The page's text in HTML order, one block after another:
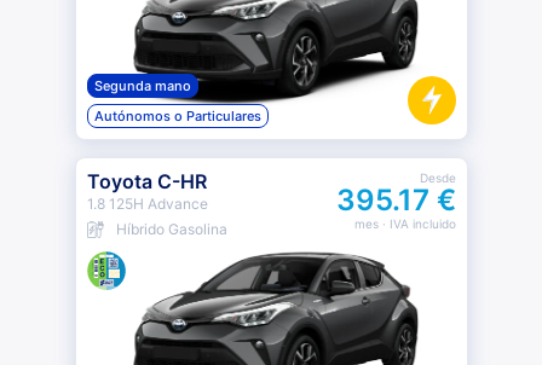
Segunda mano
Autónomos o Particulares
Toyota C-HR
1.8 125H Advance
Híbrido Gasolina
Desde
395.17 €
mes· IVA incluido